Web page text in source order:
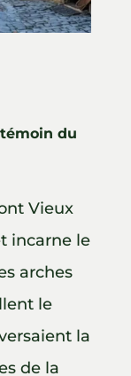
du
Vieux
incarne le
arches
le
la
de la